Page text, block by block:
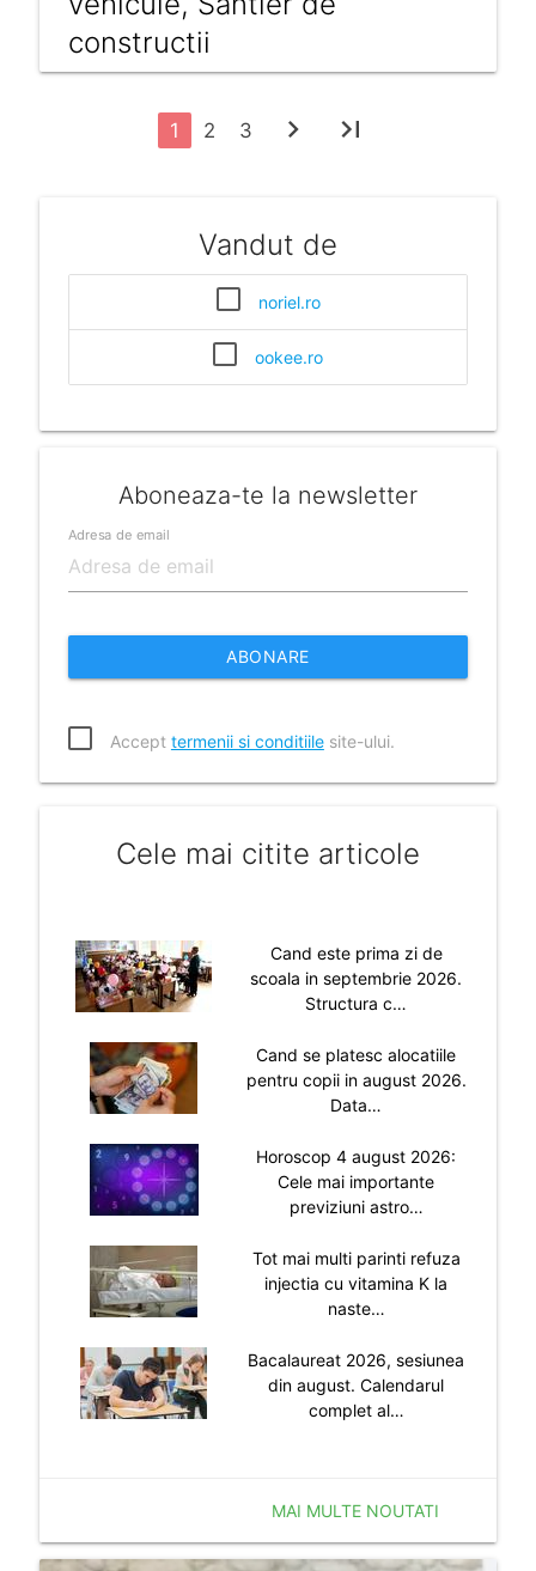
constructii
1 2 3 chevron_right last_page
Vandut de
noriel.ro
ookee.ro
Aboneaza-te la newsletter
Adresa de email
ABONARE
Accept termenii si conditiilesite-ului.
Cele mai citite articole
Cand este prima zi de
scoala in septembrie 2026.
Structura c…
Cand se platesc alocatiile
pentru copii in august 2026.
Data…
Horoscop 4 august 2026:
Cele mai importante
previziuni astro…
Tot mai multi parinti refuza
injectia cu vitamina K la
naste…
Bacalaureat 2026, sesiunea
din august. Calendarul
complet al…
MAI MULTE NOUTATI